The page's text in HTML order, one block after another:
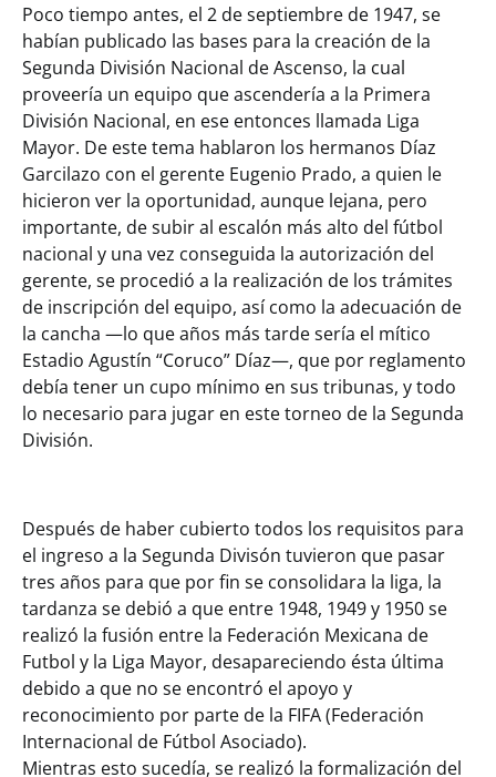
Poco tiempo antes, el 2 de septiembre de 1947, se
habían publicado las bases para la creación de la
Segunda División Nacional de Ascenso, la cual
proveería un equipo que ascendería a la Primera
División Nacional, en ese entonces llamada Liga
Mayor. De este tema hablaron los hermanos Díaz
Garcilazo con el gerente Eugenio Prado, a quien le
hicieron ver la oportunidad, aunque lejana, pero
importante, de subir al escalón más alto del fútbol
nacional y una vez conseguida la autorización del
gerente, se procedió a la realización de los trámites
de inscripción del equipo, así como la adecuación de
la cancha —lo que años más tarde sería el mítico
Estadio Agustín “Coruco” Díaz—, que por reglamento
debía tener un cupo mínimo en sus tribunas, y todo
lo necesario para jugar en este torneo de la Segunda
División.
Después de haber cubierto todos los requisitos para
el ingreso a la Segunda Divisón tuvieron que pasar
tres años para que por fin se consolidara la liga, la
tardanza se debió a que entre 1948, 1949 y 1950 se
realizó la fusión entre la Federación Mexicana de
Futbol y la Liga Mayor, desapareciendo ésta última
debido a que no se encontró el apoyo y
reconocimiento por parte de la FIFA (Federación
Internacional de Fútbol Asociado).
Mientras esto sucedía, se realizó la formalización del